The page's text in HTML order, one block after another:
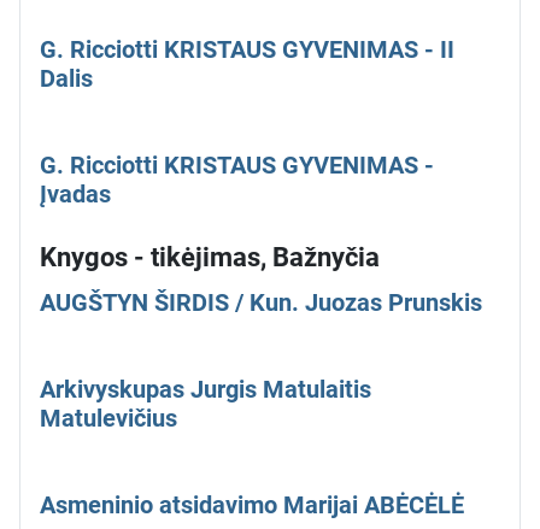
G. Ricciotti KRISTAUS GYVENIMAS - II
Dalis
G. Ricciotti KRISTAUS GYVENIMAS -
Įvadas
Knygos - tikėjimas, Bažnyčia
AUGŠTYN ŠIRDIS / Kun. Juozas Prunskis
Arkivyskupas Jurgis Matulaitis
Matulevičius
Asmeninio atsidavimo Marijai ABĖCĖLĖ